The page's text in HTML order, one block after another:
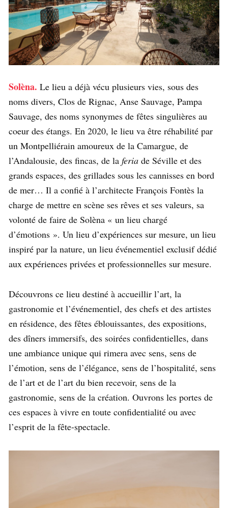
Solèna. Le lieu a déjà vécu plusieurs vies, sous des
noms divers, Clos de Rignac, Anse Sauvage, Pampa
Sauvage, des noms synonymes de fêtes singulières au
coeur des étangs. En 2020, le lieu va être réhabilité par
un Montpelliérain amoureux de la Camargue, de
l’Andalousie, des fincas, de la feria de Séville et des
grands espaces, des grillades sous les cannisses en bord
de mer… Il a confié à l’architecte François Fontès la
charge de mettre en scène ses rêves et ses valeurs, sa
volonté de faire de Solèna « un lieu chargé
d’émotions ». Un lieu d’expériences sur mesure, un lieu
inspiré par la nature, un lieu événementiel exclusif dédié
aux expériences privées et professionnelles sur mesure.
Découvrons ce lieu destiné à accueillir l’art, la
gastronomie et l’événementiel, des chefs et des artistes
en résidence, des fêtes éblouissantes, des expositions,
des dîners immersifs, des soirées confidentielles, dans
une ambiance unique qui rimera avec sens, sens de
l’émotion, sens de l’élégance, sens de l’hospitalité, sens
de l’art et de l’art du bien recevoir, sens de la
gastronomie, sens de la création. Ouvrons les portes de
ces espaces à vivre en toute confidentialité ou avec
l’esprit de la fête-spectacle.